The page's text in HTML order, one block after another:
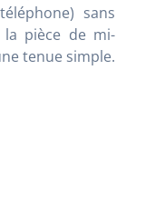
sans
la pièce de mi-
tenue simple.